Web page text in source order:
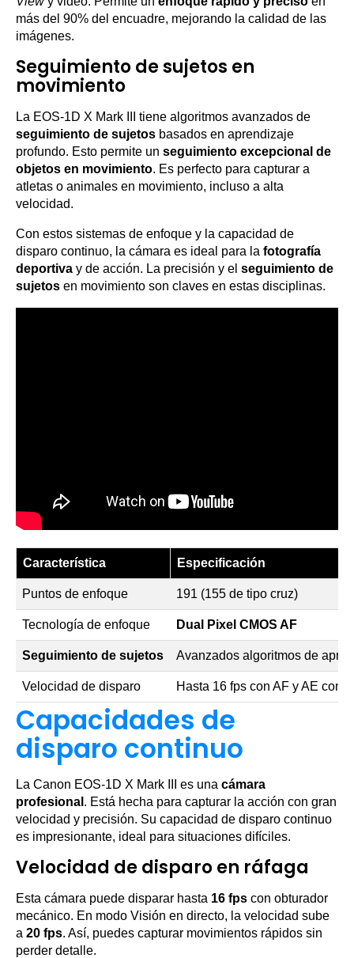
más del 90% del encuadre, mejorando la calidad de las
imágenes.
Seguimiento de sujetos en
movimiento
La EOS-1D X Mark III tiene algoritmos avanzados de
seguimiento de sujetos basados en aprendizaje
profundo. Esto permite un seguimiento excepcional de
objetos en movimiento. Es perfecto para capturar a
atletas o animales en movimiento, incluso a alta
velocidad.
Con estos sistemas de enfoque y la capacidad de
disparo continuo, la cámara es ideal para la fotografía
deportiva y de acción. La precisión y el seguimiento de
sujetos en movimiento son claves en estas disciplinas.
Característica Especificación
Puntos de enfoque 191 (155 de tipo cruz)
Tecnología de enfoque Dual Pixel CMOS AF
Seguimiento de sujetos Avanzados algoritmos de
Velocidad de disparo Hasta 16 fps con AF y AE
Capacidades de
disparo continuo
La Canon EOS-1D X Mark III es una cámara
profesional . Está hecha para capturar la acción con gran
velocidad y precisión. Su capacidad de disparo continuo
es impresionante, ideal para situaciones difíciles.
Velocidad de disparo en ráfaga
Esta cámara puede disparar hasta 16 fps con obturador
mecánico. En modo Visión en directo, la velocidad sube
a 20 fps. Así, puedes capturar movimientos rápidos sin
perder detalle.